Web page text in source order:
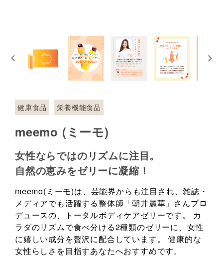
健康食品 栄養機能食品
meemo (ミーモ)
女性ならではのリズムに注目。
自然の恵みをゼリーに凝縮！
meemo(ミーモ)は、芸能界からも注目され、雑誌・
メディアでも活躍する整体師「朝井麗華」さんプロ
デュースの、トータルボディケアゼリーです。 カ
ラダのリズムで食べ分ける2種類のゼリーに、女性
に嬉しい成分を贅沢に配合しています。 健康的な
女性らしさを目指すあなたへおすすめです。